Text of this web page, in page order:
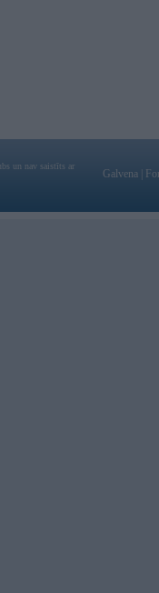
un nav saistīts ar
Galvena